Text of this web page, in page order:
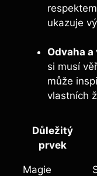
ukazuje
Odvaha a
si musí
může
vlastních
Důležitý
prvek
Magie